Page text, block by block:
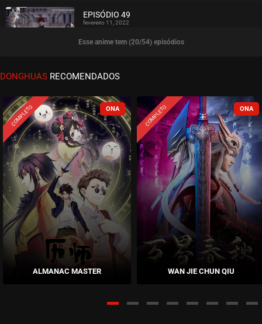
ASSISTIDO
EPISÓDIO 49
fevereiro 11, 2022
ASSISTIDO
EPISÓDIO 48
ASSISTIDO
EPISÓDIO 47
janeiro 25, 2022
ASSISTIDO
EPISÓDIO 46
janeiro 25, 2022
EPISÓDIO 45
janeiro 25, 2022
Esse anime tem (20/54) episódios
DONGHUAS RECOMENDADOS
COMPLETO
ALMANAC MASTER
COMPLETO
WAN JIE CHUN QIU